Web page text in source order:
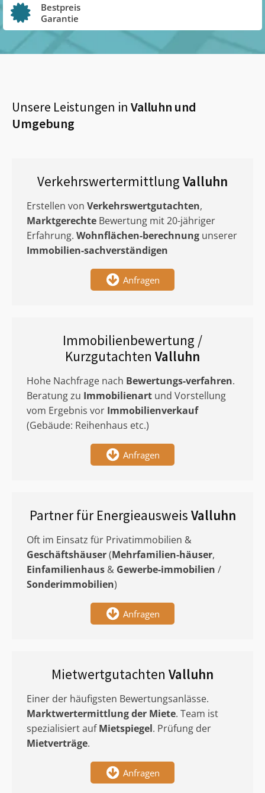
Bestpreis
Garantie
Unsere Leistungen in Valluhn und
Umgebung
Verkehrswertermittlung Valluhn
Erstellen von Verkehrswertgutachten,
Marktgerechte Bewertung mit 20-jähriger
Erfahrung. Wohnflächen-berechnung unserer
Immobilien-sachverständigen
Anfragen
Immobilienbewertung /
Kurzgutachten Valluhn
Hohe Nachfrage nach Bewertungs-verfahren.
Beratung zu Immobilienart und Vorstellung
vom Ergebnis vor Immobilienverkauf
(Gebäude: Reihenhaus etc.)
Anfragen
Partner für Energieausweis Valluhn
Oft im Einsatz für Privatimmobilien &
Geschäftshäuser(Mehrfamilien-häuser,
Einfamilienhaus & Gewerbe-immobilien /
Sonderimmobilien)
Anfragen
Mietwertgutachten Valluhn
Einer der häufigsten Bewertungsanlässe.
Marktwertermittlungder Miete. Team ist
spezialisiert aufMietspiegel. Prüfung der
Mietverträge.
Anfragen